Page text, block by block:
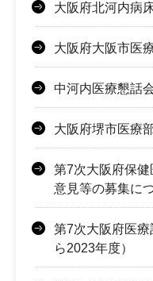
大阪府北河内病
大阪府大阪市医
中河内医療懇話
大阪府堺市医療
第7次大阪府保
意見等の募集に
第7次大阪府医
ら2023年度）